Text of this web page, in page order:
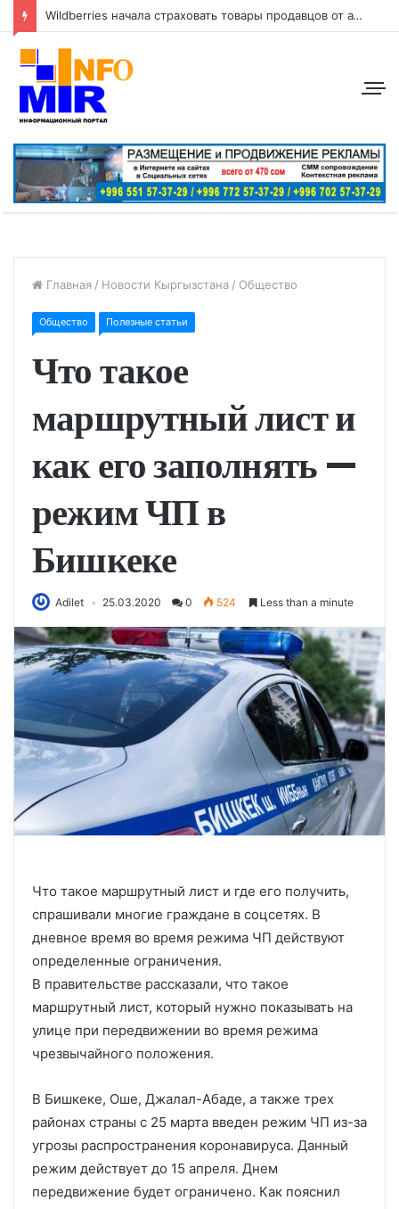
Wildberries начала страховать товары продавцов от атак беспилотников
Главная / Новости Кыргызстана / Общество
Общество Полезные статьи
Что такое
маршрутный лист и
как его заполнять —
режим ЧП в
Бишкеке
Adilet 25.03.2020 0 524 Less than a minute
Что такое маршрутный лист и где его получить,
спрашивали многие граждане в соцсетях. В
дневное время во время режима ЧП действуют
определенные ограничения.
В правительстве рассказали, что такое
маршрутный лист, который нужно показывать на
улице при передвижении во время режима
чрезвычайного положения.
В Бишкеке, Оше, Джалал-Абаде, а также трех
районах страны с 25 марта введен режим ЧП из-за
угрозы распространения коронавируса. Данный
режим действует до 15 апреля. Днем
передвижение будет ограничено. Как пояснил